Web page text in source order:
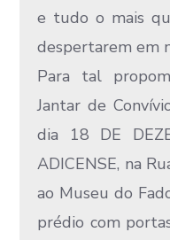
e tudo o mais
despertarem em
Para tal
Jantar de
dia 18 DE
ADICENSE, na
ao Museu do
prédio com